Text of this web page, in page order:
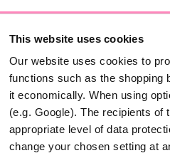
This website uses cookies
Our website uses cookies to
functions such as the shopping
it economically. When using
(e.g. Google). The recipients
appropriate level of data
change your chosen setting at